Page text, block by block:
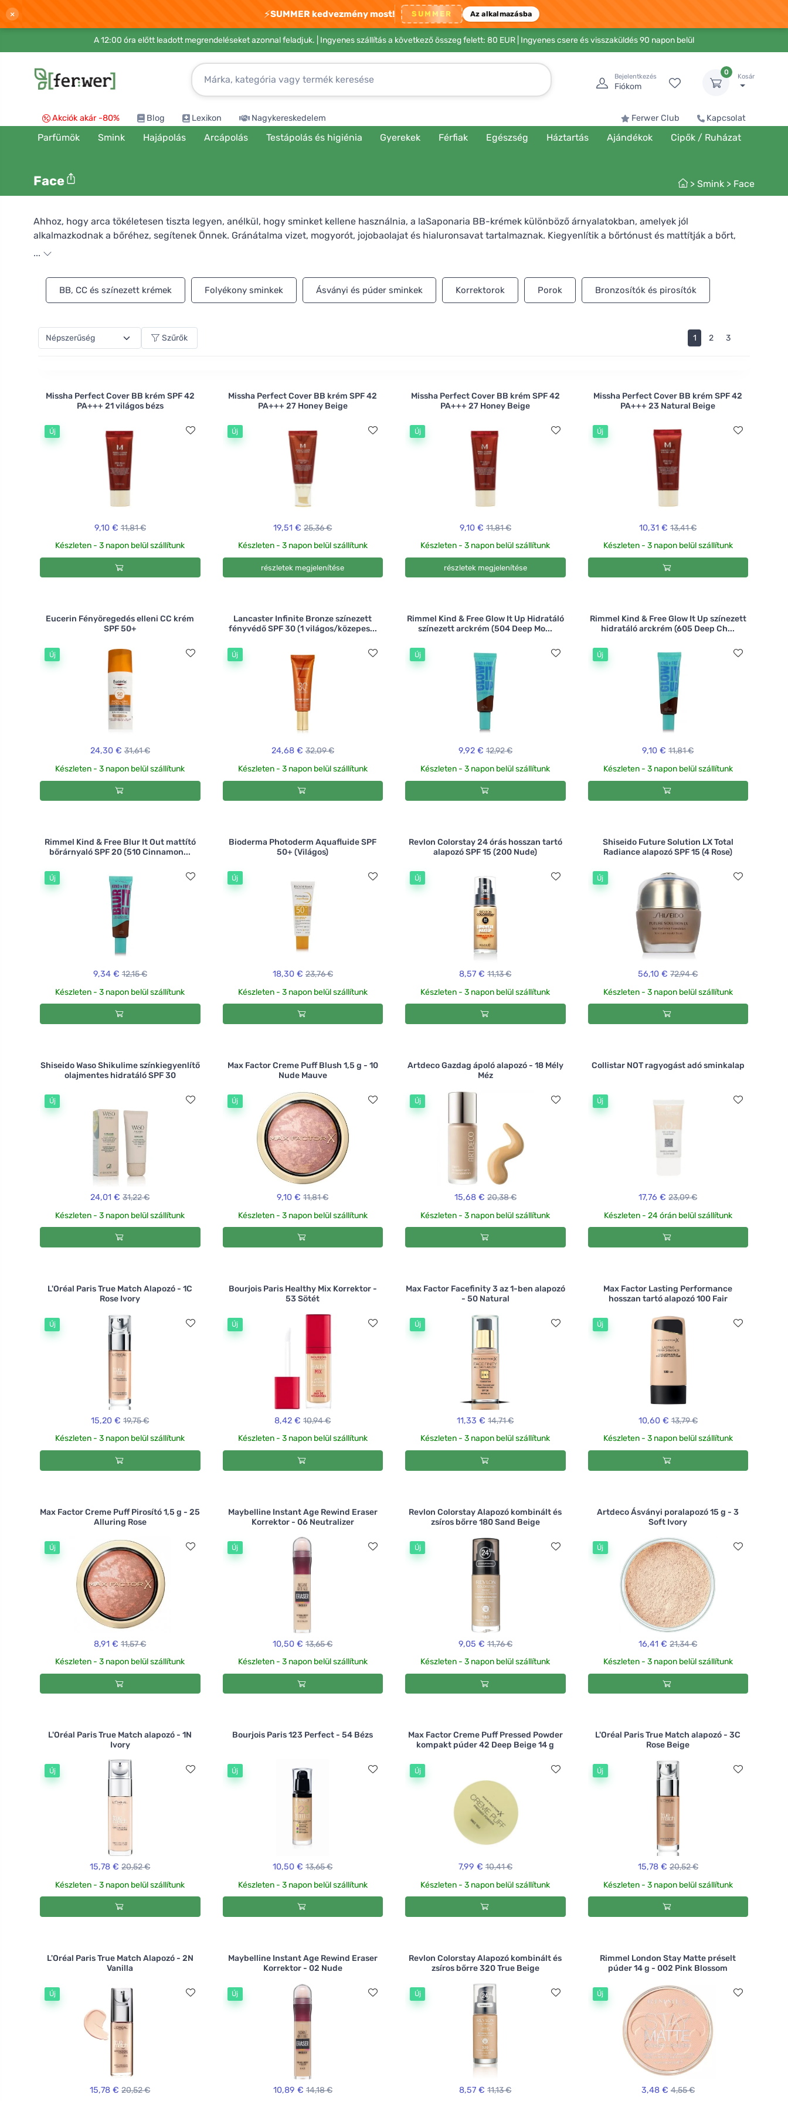
× ⚡SUMMER kedvezmény most! SUMMER Az alkalmazásba
A 12:00 óra előtt leadott megrendeléseket azonnal feladjuk. | Ingyenes szállítás a következő összeg felett: 80 EUR | Ingyenes csere és visszaküldés 90 napon belül
Bejelentkezés
Fiókom
0
Kosár
Akciók akár -80% Blog Lexikon Nagykereskedelem Ferwer Club Kapcsolat
Parfümök Smink Hajápolás Arcápolás Testápolás és higiénia Gyerekek Férfiak Egészség Háztartás Ajándékok Cipők / Ruházat
> Smink > Face
Face
Ahhoz, hogy arca tökéletesen tiszta legyen, anélkül, hogy sminket kellene használnia, a laSaponaria BB-krémek különböző árnyalatokban, amelyek jól
alkalmazkodnak a bőréhez, segítenek Önnek. Gránátalma vizet, mogyorót, jojobaolajat és hialuronsavat tartalmaznak. Kiegyenlítik a bőrtónust és mattítják a bőrt,
miközben táplálják és hidratálják. A krém könnyen kenhető és jól fed. A Cosmetici Biologici tanúsítvánnyal büszkélkedhet, amely garantálja a benne lévő összetevők
...
BB, CC és színezett krémek Folyékony sminkek Ásványi és púder sminkek Korrektorok Porok Bronzosítók és pirosítók
Szűrők 1 2 3
Missha Perfect Cover BB krém SPF 42
PA+++ 21 világos bézs
Új
9,10 € 11,81 €
Készleten - 3 napon belül szállítunk
Missha Perfect Cover BB krém SPF 42
PA+++ 27 Honey Beige
Új
19,51 € 25,36 €
Készleten - 3 napon belül szállítunk
részletek megjelenítése
Missha Perfect Cover BB krém SPF 42
PA+++ 27 Honey Beige
Új
9,10 € 11,81 €
Készleten - 3 napon belül szállítunk
részletek megjelenítése
Missha Perfect Cover BB krém SPF 42
PA+++ 23 Natural Beige
Új
10,31 € 13,41 €
Készleten - 3 napon belül szállítunk
Eucerin Fényöregedés elleni CC krém
SPF 50+
Új
24,30 € 31,61 €
Készleten - 3 napon belül szállítunk
Lancaster Infinite Bronze színezett
fényvédő SPF 30 (1 világos/közepes...
Új
24,68 € 32,09 €
Készleten - 3 napon belül szállítunk
Rimmel Kind & Free Glow It Up Hidratáló
színezett arckrém (504 Deep Mo...
Új
9,92 € 12,92 €
Készleten - 3 napon belül szállítunk
Rimmel Kind & Free Glow It Up színezett
hidratáló arckrém (605 Deep Ch...
Új
9,10 € 11,81 €
Készleten - 3 napon belül szállítunk
Rimmel Kind & Free Blur It Out mattító
bőrárnyaló SPF 20 (510 Cinnamon...
Új
9,34 € 12,15 €
Készleten - 3 napon belül szállítunk
Bioderma Photoderm Aquafluide SPF
50+ (Világos)
Új
18,30 € 23,76 €
Készleten - 3 napon belül szállítunk
Revlon Colorstay 24 órás hosszan tartó
alapozó SPF 15 (200 Nude)
Új
8,57 € 11,13 €
Készleten - 3 napon belül szállítunk
Shiseido Future Solution LX Total
Radiance alapozó SPF 15 (4 Rose)
Új
56,10 € 72,94 €
Készleten - 3 napon belül szállítunk
Shiseido Waso Shikulime színkiegyenlítő
olajmentes hidratáló SPF 30
Új
24,01 € 31,22 €
Készleten - 3 napon belül szállítunk
Max Factor Creme Puff Blush 1,5 g - 10
Nude Mauve
Új
9,10 € 11,81 €
Készleten - 3 napon belül szállítunk
Artdeco Gazdag ápoló alapozó - 18 Mély
Méz
Új
15,68 € 20,38 €
Készleten - 3 napon belül szállítunk
Collistar NOT ragyogást adó sminkalap
Új
17,76 € 23,09 €
Készleten - 24 órán belül szállítunk
L'Oréal Paris True Match Alapozó - 1C
Rose Ivory
Új
15,20 € 19,75 €
Készleten - 3 napon belül szállítunk
Bourjois Paris Healthy Mix Korrektor -
53 Sötét
Új
8,42 € 10,94 €
Készleten - 3 napon belül szállítunk
Max Factor Facefinity 3 az 1-ben alapozó
- 50 Natural
Új
11,33 € 14,71 €
Készleten - 3 napon belül szállítunk
Max Factor Lasting Performance
hosszan tartó alapozó 100 Fair
Új
10,60 € 13,79 €
Készleten - 3 napon belül szállítunk
Max Factor Creme Puff Pirosító 1,5 g - 25
Alluring Rose
Új
8,91 € 11,57 €
Készleten - 3 napon belül szállítunk
Maybelline Instant Age Rewind Eraser
Korrektor - 06 Neutralizer
Új
10,50 € 13,65 €
Készleten - 3 napon belül szállítunk
Revlon Colorstay Alapozó kombinált és
zsíros bőrre 180 Sand Beige
Új
9,05 € 11,76 €
Készleten - 3 napon belül szállítunk
Artdeco Ásványi poralapozó 15 g - 3
Soft Ivory
Új
16,41 € 21,34 €
Készleten - 3 napon belül szállítunk
L'Oréal Paris True Match alapozó - 1N
Ivory
Új
15,78 € 20,52 €
Készleten - 3 napon belül szállítunk
Bourjois Paris 123 Perfect - 54 Bézs
Új
10,50 € 13,65 €
Készleten - 3 napon belül szállítunk
Max Factor Creme Puff Pressed Powder
kompakt púder 42 Deep Beige 14 g
Új
7,99 € 10,41 €
Készleten - 3 napon belül szállítunk
L'Oréal Paris True Match alapozó - 3C
Rose Beige
Új
15,78 € 20,52 €
Készleten - 3 napon belül szállítunk
L'Oréal Paris True Match Alapozó - 2N
Vanilla
Új
15,78 € 20,52 €
Maybelline Instant Age Rewind Eraser
Korrektor - 02 Nude
Új
10,89 € 14,18 €
Revlon Colorstay Alapozó kombinált és
zsíros bőrre 320 True Beige
Új
8,57 € 11,13 €
Rimmel London Stay Matte préselt
púder 14 g - 002 Pink Blossom
Új
3,48 € 4,55 €